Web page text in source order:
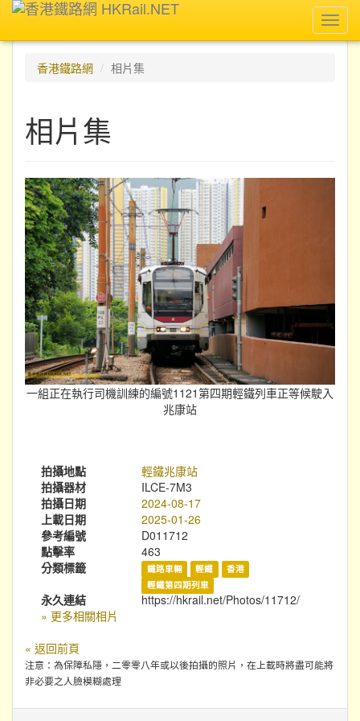
香港鐵路網
相片集
相片集
一組正在執行司機訓練的編號1121第四期輕鐵列車正等候駛入
兆康站
拍攝地點
輕鐵兆康站
拍攝器材
ILCE-7M3
拍攝日期
2024-08-17
上載日期
2025-01-26
參考編號
D011712
點擊率
463
分類標籤
鐵路車輛 輕鐵
香港
輕鐵第四期列車
永久連結
https://hkrail.net/Photos/11712/
» 更多相關相片
« 返回前頁
注意：為保障私隱，二零零八年或以後拍攝的照片，在上載時將盡可能將
非必要之人臉模糊處理